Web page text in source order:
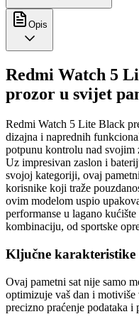
Opis
Redmi Watch 5
prozor u svijet
Redmi Watch 5 Lite Black
dizajna i naprednih
potpunu kontrolu nad svojim
Uz impresivan zaslon i
svojoj kategoriji, ovaj
korisnike koji traže
ovim modelom uspio
performanse u lagano
kombinaciju, od sportske
Ključne karakteristike
Ovaj pametni sat nije samo
optimizuje vaš dan i
precizno praćenje podataka i